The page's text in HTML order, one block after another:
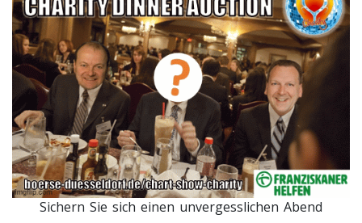
Sichern Sie sich einen unvergesslichen Abend